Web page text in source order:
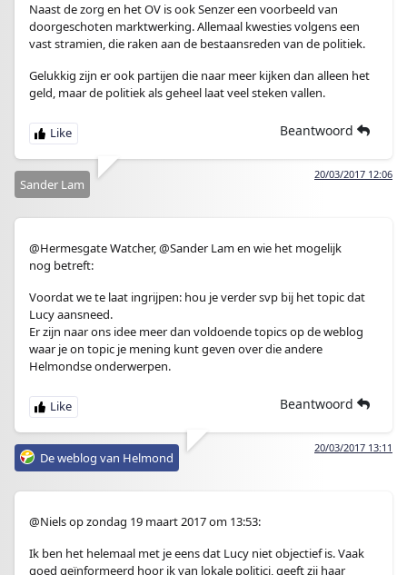
Naast de zorg en het OV is ook Senzer een voorbeeld van
doorgeschoten marktwerking. Allemaal kwesties volgens een
vast stramien, die raken aan de bestaansreden van de politiek.
Gelukkig zijn er ook partijen die naar meer kijken dan alleen het
geld, maar de politiek als geheel laat veel steken vallen.
Beantwoord
20/03/2017 12:06
Sander Lam
@Hermesgate Watcher, @Sander Lam en wie het mogelijk
nog betreft:
Voordat we te laat ingrijpen: hou je verder svp bij het topic dat
Lucy aansneed.
Er zijn naar ons idee meer dan voldoende topics op de weblog
waar je on topic je mening kunt geven over die andere
Helmondse onderwerpen.
Beantwoord
20/03/2017 13:11
De weblog van Helmond
@Niels op zondag 19 maart 2017 om 13:53:
Ik ben het helemaal met je eens dat Lucy niet objectief is. Vaak
goed geïnformeerd hoor ik van lokale politici, geeft zij haar